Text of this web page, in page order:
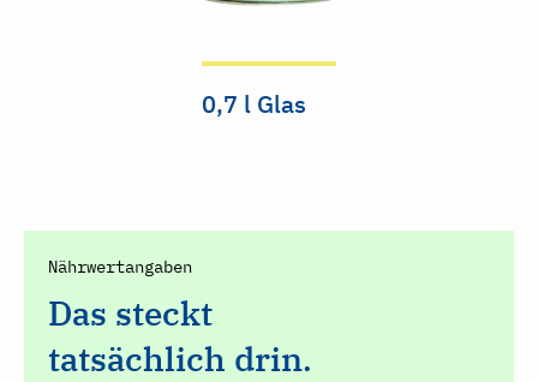
0,7 l Glas
Nährwertangaben
Das steckt
tatsächlich drin.